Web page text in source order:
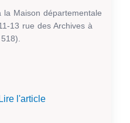
la Maison départementale
13 rue des Archives à
Lire l'article